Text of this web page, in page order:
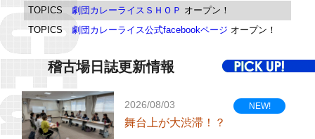
TOPICS劇団カレーライスＳＨＯＰ オープン！
TOPICS劇団カレーライス公式facebookページ オープン！
稽古場日誌更新情報